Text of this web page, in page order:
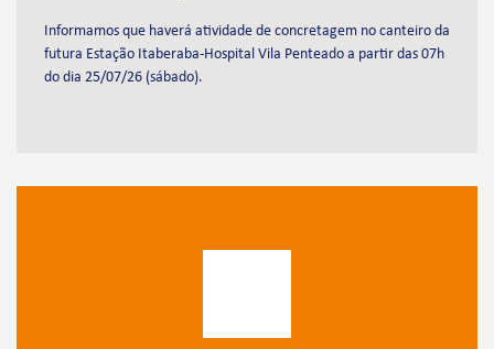
Informamos que haverá atividade de concretagem no canteiro da
futura Estação Itaberaba-Hospital Vila Penteado a partir das 07h
do dia 25/07/26 (sábado).